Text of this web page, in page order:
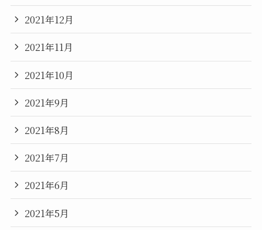
2021年12月
2021年11月
2021年10月
2021年9月
2021年8月
2021年7月
2021年6月
2021年5月